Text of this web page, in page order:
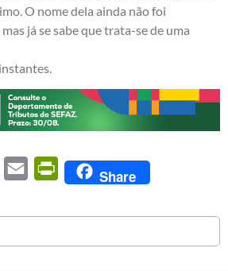
O nome dela ainda não foi
já se sabe que trata-se de uma
Twitter Email PrintFriendly
Share